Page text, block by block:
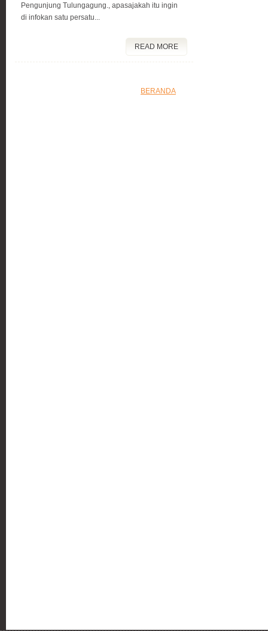
Pengunjung Tulungagung., apasajakah itu ingin
di infokan satu persatu...
READ MORE
BERANDA